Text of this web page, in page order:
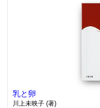
乳と卵
川上未映子 (著)